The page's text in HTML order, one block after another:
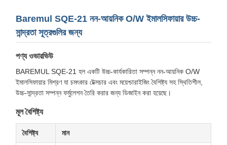
Baremul SQE-21 নন-আয়নিক O/W ইমালসিফায়ার উচ্চ-
সান্দ্রতা সূত্রগুলির জন্য
পণ্য ওভারভিউ
BAREMUL SQE-21 হল একটি উচ্চ-কার্যকারিতা সম্পন্ন নন-আয়নিক O/W
ইমালসিফায়ার মিশ্রণ যা চমৎকার টেক্সচার এবং ময়েশ্চারাইজিং বৈশিষ্ট্য সহ স্থিতিশীল,
উচ্চ-সান্দ্রতা সম্পন্ন ফর্মুলেশন তৈরি করার জন্য ডিজাইন করা হয়েছে।
মূল বৈশিষ্ট্য
বৈশিষ্ট্য মান